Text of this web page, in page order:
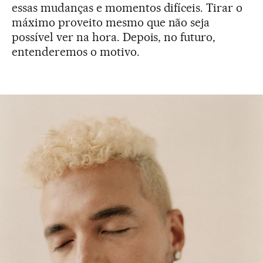
essas mudanças e momentos difíceis. Tirar o
máximo proveito mesmo que não seja
possível ver na hora. Depois, no futuro,
entenderemos o motivo.